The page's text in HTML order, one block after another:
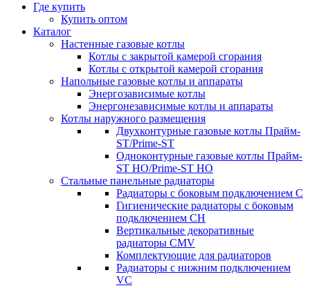
Где купить
Купить оптом
Каталог
Настенные газовые котлы
Котлы с закрытой камерой сгорания
Котлы с открытой камерой сгорания
Напольные газовые котлы и аппараты
Энергозависимые котлы
Энергонезависимые котлы и аппараты
Котлы наружного размещения
Двухконтурные газовые котлы Прайм-
ST/Prime-ST
Одноконтурные газовые котлы Прайм-
ST HO/Prime-ST HO
Стальные панельные радиаторы
Радиаторы c боковым подключением C
Гигиенические радиаторы c боковым
подключением CH
Вертикальные декоративные
радиаторы CMV
Комплектующие для радиаторов
Радиаторы c нижним подключением
VC